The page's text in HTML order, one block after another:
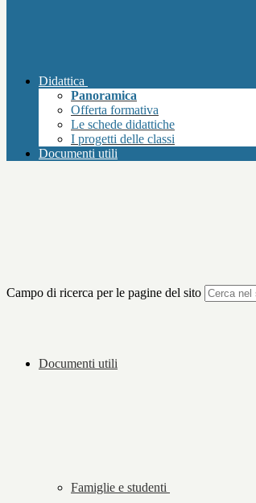
Didattica
Panoramica
Offerta formativa
Le schede didattiche
I progetti delle classi
Documenti utili
Campo di ricerca per le pagine del sito
Documenti utili
Famiglie e studenti